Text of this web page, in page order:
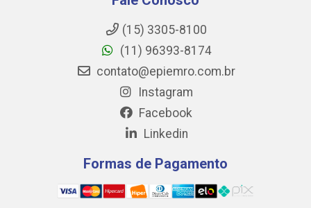
(15) 3305-8100
(11) 96393-8174
contato@epiemro.com.br
Instagram
Facebook
Linkedin
Formas de Pagamento